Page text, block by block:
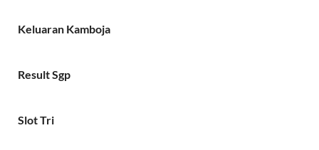
Keluaran Kamboja
Result Sgp
Slot Tri